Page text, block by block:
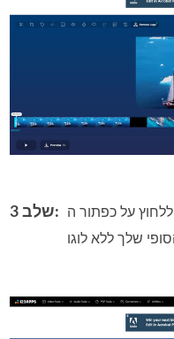
שלב 3: ללחוץ על כפתור ה